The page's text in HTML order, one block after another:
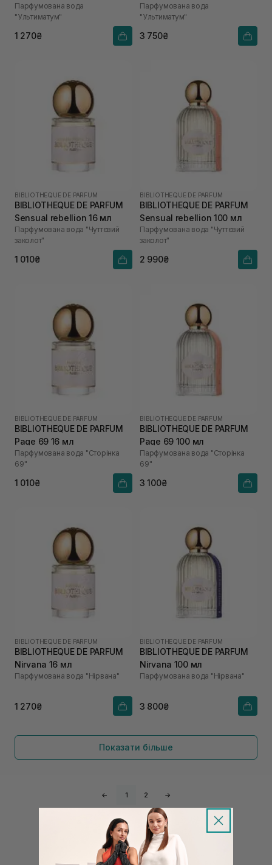
Парфумована вода
"Ультиматум"
1 270₴
Парфумована вода
"Ультиматум"
3 750₴
BIBLIOTHEQUE DE PARFUM
BIBLIOTHEQUE DE PARFUM
Sensual rebellion 16 мл
Парфумована вода "Чуттєвий
заколот"
1 010₴
BIBLIOTHEQUE DE PARFUM
BIBLIOTHEQUE DE PARFUM
Sensual rebellion 100 мл
Парфумована вода "Чуттєвий
заколот"
2 990₴
BIBLIOTHEQUE DE PARFUM
BIBLIOTHEQUE DE PARFUM
Page 69 16 мл
Парфумована вода "Сторінка
69"
1 010₴
BIBLIOTHEQUE DE PARFUM
BIBLIOTHEQUE DE PARFUM
Page 69 100 мл
Парфумована вода "Сторінка
69"
3 100₴
BIBLIOTHEQUE DE PARFUM
BIBLIOTHEQUE DE PARFUM
Nirvana 16 мл
Парфумована вода "Нірвана"
1 270₴
BIBLIOTHEQUE DE PARFUM
BIBLIOTHEQUE DE PARFUM
Nirvana 100 мл
Парфумована вода "Нірвана"
3 800₴
Показати більше
← 1 2 →